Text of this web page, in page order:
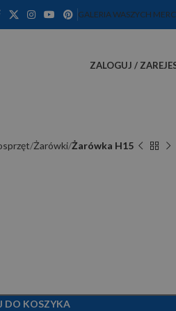
GALERIA WASZYCH
ZALOGUJ /
Żarówki Żarówka H15
DO KOSZYKA